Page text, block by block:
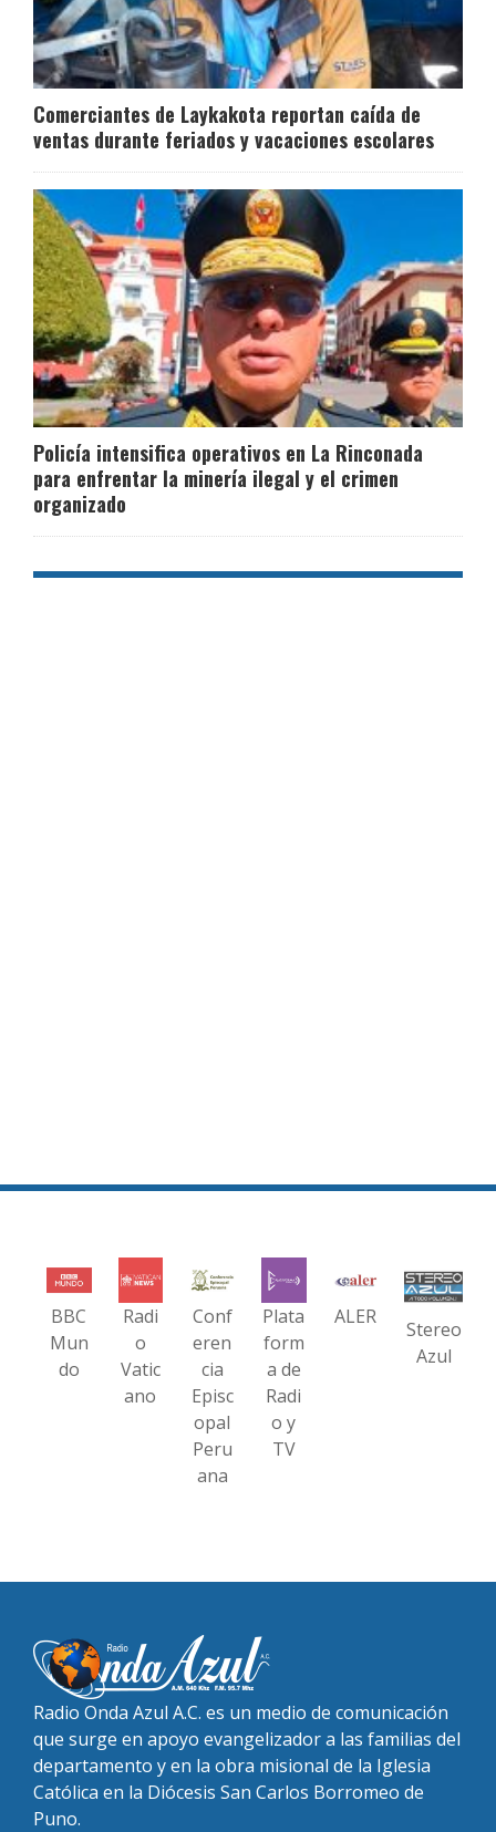
Comerciantes de Laykakota reportan caída de
ventas durante feriados y vacaciones escolares
Policía intensifica operativos en La Rinconada
para enfrentar la minería ilegal y el crimen
organizado
BBC
Mun
do
Radi
o
Vatic
ano
Conf
eren
cia
Episc
opal
Peru
ana
Plata
form
a de
Radi
o y
TV
ALER
Stereo
Azul
Radio Onda Azul A.C. es un medio de comunicación
que surge en apoyo evangelizador a las familias del
departamento y en la obra misional de la Iglesia
Católica en la Diócesis San Carlos Borromeo de
Puno.